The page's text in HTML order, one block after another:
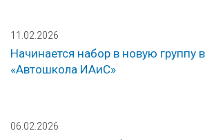
11.02.2026
Начинается набор в новую группу
«Автошкола ИАиС»
06.02.2026